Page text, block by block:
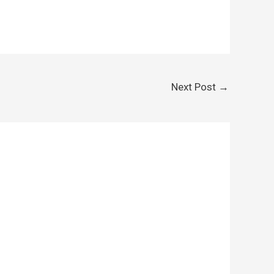
Next Post →